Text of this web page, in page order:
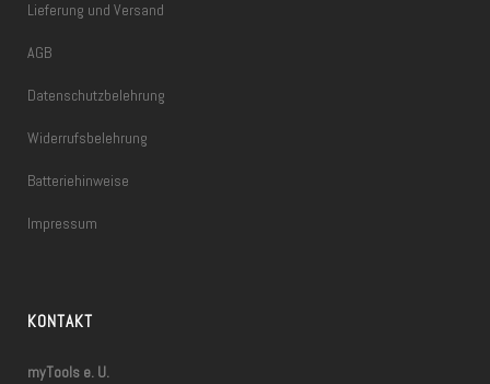
Lieferung und Versand
AGB
Datenschutzbelehrung
Widerrufsbelehrung
Batteriehinweise
Impressum
KONTAKT
myTools e. U.